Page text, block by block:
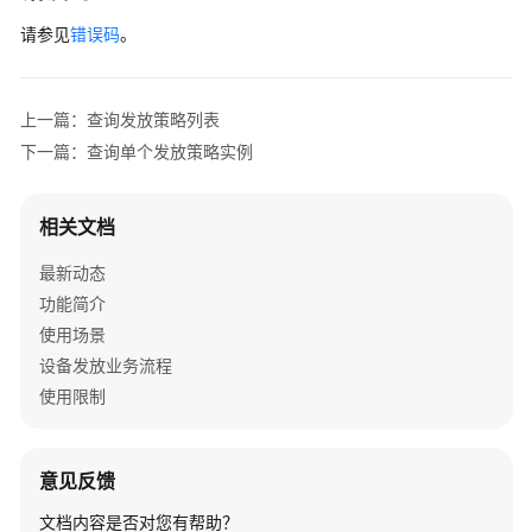
请参见错误码。
上一篇：查询发放策略列表
下一篇：查询单个发放策略实例
相关文档
最新动态
功能简介
使用场景
设备发放业务流程
使用限制
意见反馈
文档内容是否对您有帮助？